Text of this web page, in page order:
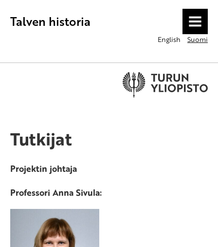
Talven historia MENU
English Suomi
Tutkijat
Projektin johtaja
Professori Anna Sivula: